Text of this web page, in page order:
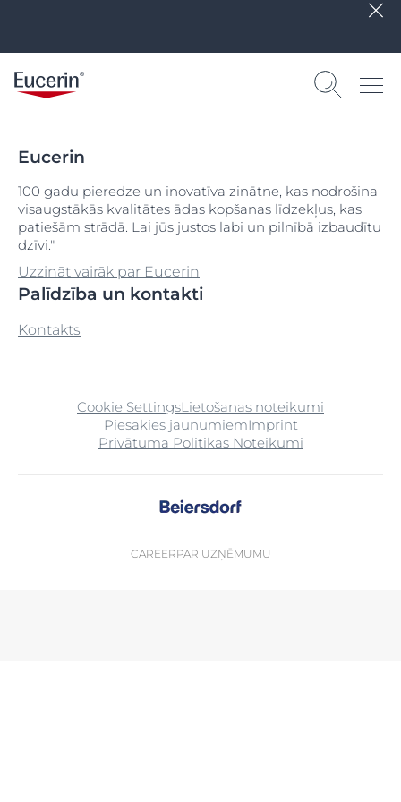
Eucerin
100 gadu pieredze un inovatīva zinātne, kas nodrošina
visaugstākās kvalitātes ādas kopšanas līdzekļus, kas
patiešām strādā. Lai jūs justos labi un pilnībā izbaudītu
dzīvi."
Uzzināt vairāk par Eucerin
Palīdzība un kontakti
Kontakts
Cookie SettingsLietošanas noteikumi
Piesakies jaunumiemImprint
Privātuma Politikas Noteikumi
CAREERPAR UZŅĒMUMU